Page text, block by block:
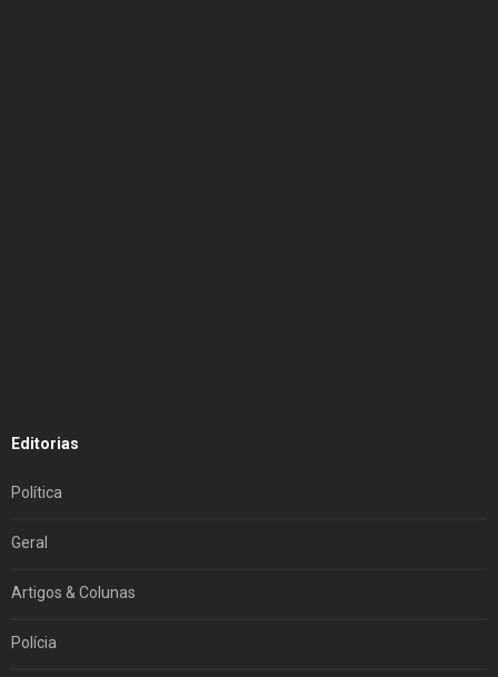
Editorias
Política
Geral
Artigos & Colunas
Polícia